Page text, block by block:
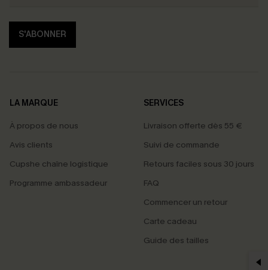
S'ABONNER
LA MARQUE
À propos de nous
Avis clients
Cupshe chaîne logistique
Programme ambassadeur
SERVICES
Livraison offerte dès 55 €
Suivi de commande
Retours faciles sous 30 jours
FAQ
Commencer un retour
Carte cadeau
Guide des tailles
PROFITEZ DE -15%